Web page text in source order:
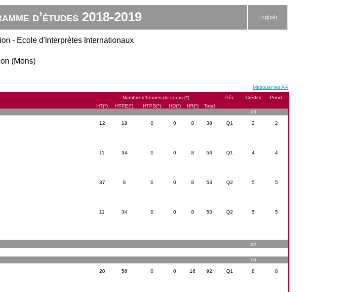
d’études 2018-2019 English
- Ecole d'Interprètes Internationaux
(Mons)
Masquer les AA
Nombre d’heures de cours (*) Pér. Crédits
Pond.
HT(*)
HTPE(*) HTPS(*) HD(*) HR(*) Total
16
12 18 0 0 8 38 Q1 2 2
11 34 0 0 8 53 Q1 4 4
37 8 0 0 8 53 Q2 5 5
11 34 0 0 8 53 Q2 5 5
32
16
20 56 0 0 16 92 Q1 8 8